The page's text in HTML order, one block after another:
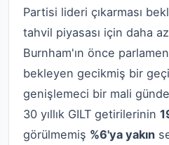
Partisi lideri çıkarması
tahvil piyasası için daha
Burnham'ın önce
bekleyen gecikmiş bir
genişlemeci bir mali
30 yıllık GILT getirilerinin
görülmemiş %6'ya yakın